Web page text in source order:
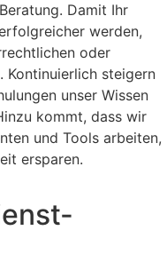
Damit Ihr
werden,
oder
steigern
unser Wissen
kommt, dass wir
und Tools arbeiten,
ersparen.